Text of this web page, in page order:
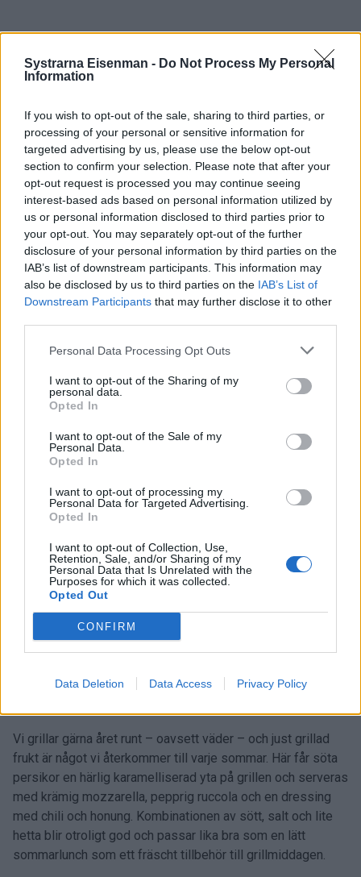
Systrarna Eisenman - Do Not Process My Personal
Information
If you wish to opt-out of the sale, sharing to third parties, or
processing of your personal or sensitive information for
targeted advertising by us, please use the below opt-out
section to confirm your selection. Please note that after your
opt-out request is processed you may continue seeing
interest-based ads based on personal information utilized by
us or personal information disclosed to third parties prior to
your opt-out. You may separately opt-out of the further
disclosure of your personal information by third parties on the
IAB’s list of downstream participants. This information may
also be disclosed by us to third parties on the IAB’s List of
Downstream Participants that may further disclose it to other
Personal Data Processing Opt Outs
I want to opt-out of the Sharing of my
personal data.
Opted In
I want to opt-out of the Sale of my
Personal Data.
Opted In
I want to opt-out of processing my
Personal Data for Targeted Advertising.
Opted In
I want to opt-out of Collection, Use,
Retention, Sale, and/or Sharing of my
Personal Data that Is Unrelated with the
Purposes for which it was collected.
Opted Out
CONFIRM
Data Deletion Data Access Privacy Policy
Prenumerera Logga in
COMMENTS
Grillade persikor med
mozzarella, ruccola och
chili
Vi grillar gärna året runt – oavsett väder – och just grillad
frukt är något vi återkommer till varje sommar. Här får söta
persikor en härlig karamelliserad yta på grillen och serveras
med krämig mozzarella, pepprig ruccola och en dressing
med chili och honung. Kombinationen av sött, salt och lite
hetta blir otroligt god och passar lika bra som en lätt
sommarlunch som ett fräscht tillbehör till grillmiddagen.